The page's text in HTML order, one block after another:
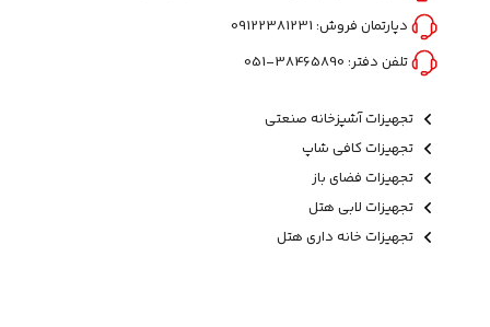
دپارتمان فروش: 09122381231
تلفن دفتر: 38465890-051
تجهیزات آشپزخانه صنعتی
تجهیزات کافی شاپ
تجهیزات فضای باز
تجهیزات لابی هتل
تجهیزات خانه داری هتل